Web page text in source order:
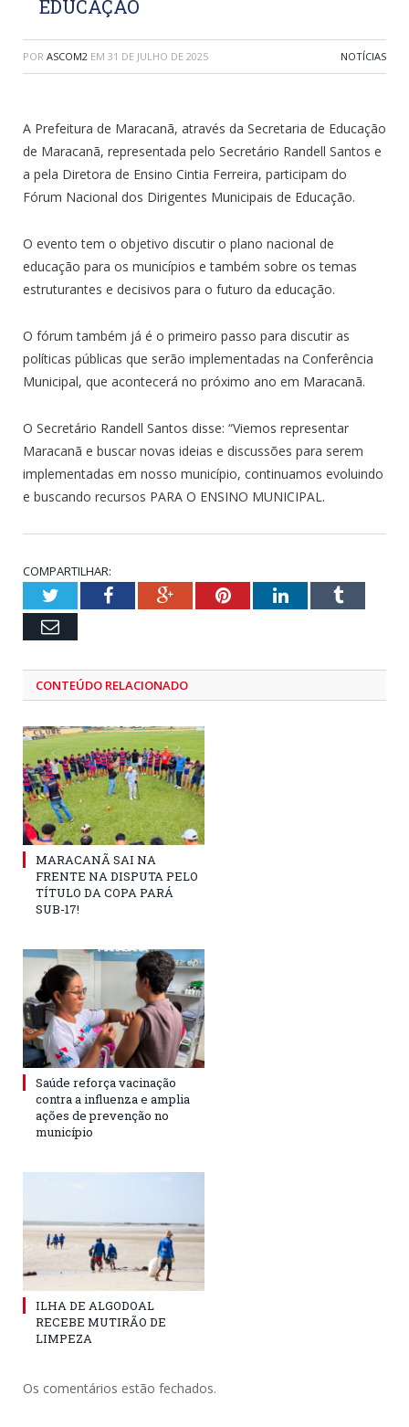
EDUCAÇÃO
POR ASCOM2 EM 31 DE JULHO DE 2025 NOTÍCIAS
A Prefeitura de Maracanã, através da Secretaria de Educação
de Maracanã, representada pelo Secretário Randell Santos e
a pela Diretora de Ensino Cintia Ferreira, participam do
Fórum Nacional dos Dirigentes Municipais de Educação.
O evento tem o objetivo discutir o plano nacional de
educação para os municípios e também sobre os temas
estruturantes e decisivos para o futuro da educação.
O fórum também já é o primeiro passo para discutir as
políticas públicas que serão implementadas na Conferência
Municipal, que acontecerá no próximo ano em Maracanã.
O Secretário Randell Santos disse: “Viemos representar
Maracanã e buscar novas ideias e discussões para serem
implementadas em nosso município, continuamos evoluindo
e buscando recursos PARA O ENSINO MUNICIPAL.
COMPARTILHAR:
TwitterFacebookGoogle+PinterestLinkedInTumblr
Email
CONTEÚDO RELACIONADO
MARACANÃ SAI NA
FRENTE NA DISPUTA PELO
TÍTULO DA COPA PARÁ
SUB-17!
Saúde reforça vacinação
contra a influenza e amplia
ações de prevenção no
município
ILHA DE ALGODOAL
RECEBE MUTIRÃO DE
LIMPEZA
Os comentários estão fechados.